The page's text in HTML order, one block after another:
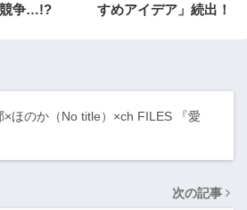
競争…!?
すめアイデア」続出！
×ほのか（No title）×ch FILES 『愛
次の記事